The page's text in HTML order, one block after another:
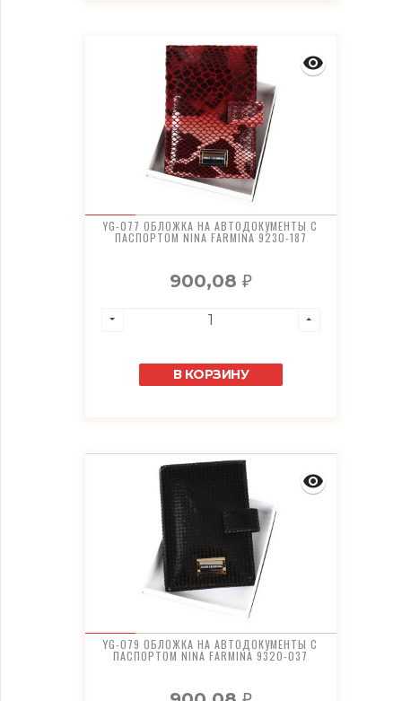
YG-077 ОБЛОЖКА НА АВТОДОКУМЕНТЫ С
ПАСПОРТОМ NINA FARMINA 9230-187
900,08 ₽
В КОРЗИНУ
YG-079 ОБЛОЖКА НА АВТОДОКУМЕНТЫ С
ПАСПОРТОМ NINA FARMINA 9320-037